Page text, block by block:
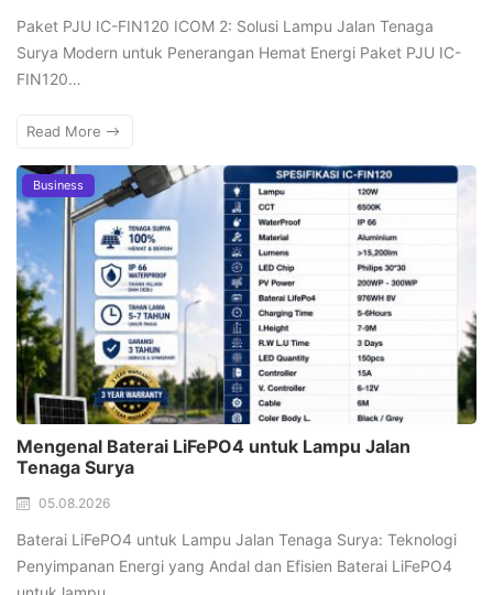
Paket PJU IC-FIN120 ICOM 2: Solusi Lampu Jalan Tenaga
Surya Modern untuk Penerangan Hemat Energi Paket PJU IC-
FIN120…
Read More
Business
Mengenal Baterai LiFePO4 untuk Lampu Jalan
Tenaga Surya
05.08.2026
Baterai LiFePO4 untuk Lampu Jalan Tenaga Surya: Teknologi
Penyimpanan Energi yang Andal dan Efisien Baterai LiFePO4